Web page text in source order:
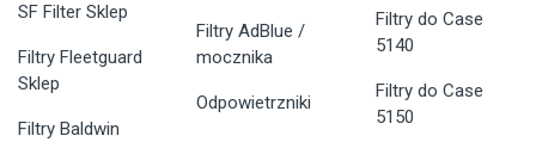
SF Filter Sklep
Filtry Fleetguard
Sklep
Filtry Baldwin
Filtry AdBlue /
mocznika
Odpowietrzniki
Filtry do Case
5140
Filtry do Case
5150